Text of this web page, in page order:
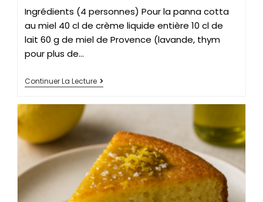
Ingrédients (4 personnes) Pour la panna cotta
au miel 40 cl de crème liquide entière 10 cl de
lait 60 g de miel de Provence (lavande, thym
pour plus de…
Continuer La Lecture